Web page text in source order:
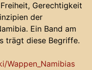
Gerechtigkeit
der
Ein Band am
trägt diese Begriffe.
Wappen_Namibias